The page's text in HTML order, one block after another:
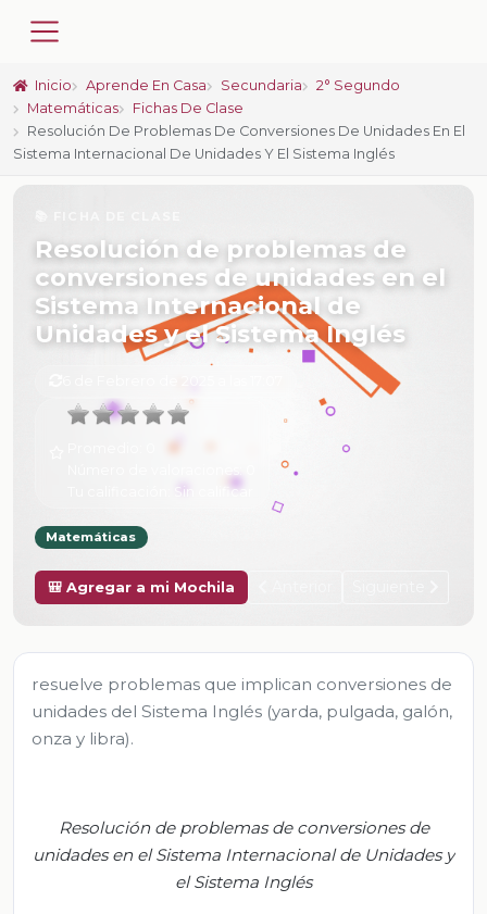
Inicio Aprende En Casa Secundaria
2° Segundo
Matemáticas
Fichas De Clase
Resolución De Problemas De Conversiones De Unidades En El
Sistema Internacional De Unidades Y El Sistema Inglés
Resolución de problemas de
conversiones de unidades en el
Sistema Internacional de
Unidades y el Sistema Inglés
Sin calificar
Matemáticas
🎒 Agregar a mi Mochila
resuelve problemas que implican conversiones de
unidades del Sistema Inglés (yarda, pulgada, galón,
onza y libra).
Resolución de problemas de conversiones de
unidades en el Sistema Internacional de Unidades y
el Sistema Inglés